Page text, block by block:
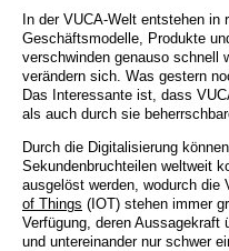
In der VUCA-Welt entstehen in
Geschäftsmodelle, Produkte
verschwinden genauso schnell
verändern sich. Was gestern
Das Interessante ist, dass
als auch durch sie
Durch die Digitalisierung
Sekundenbruchteilen weltweit
ausgelöst werden, wodurch die
of Things (IOT) stehen immer
Verfügung, deren Aussagekraft
und untereinander nur schwer